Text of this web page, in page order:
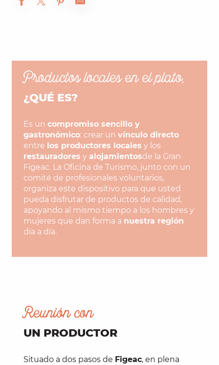
Productos locales en el plato,
¿QUÉ ES?
Es un compromiso sencillo y
gastronómico: crear un vínculo directo
entre los productores locales y los
restauradores y alojamientosde la Gran
Figeac. La Oficina de Turismo, junto con un
comité de profesionales voluntarios,
organiza este dispositivo para que usted
pueda disfrutar de productos de calidad,
apoyando al mismo tiempo a los hombres y
mujeres que dan forma a nuestra región
día a día.
Reunión con
UN PRODUCTOR
Situado a dos pasos de Figeac, en plena